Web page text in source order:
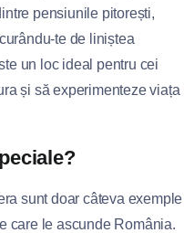
pensiunile pitorești,
te de liniștea
un loc ideal pentru cei
și să experimenteze viața
sunt doar câteva exemple
care le ascunde România.